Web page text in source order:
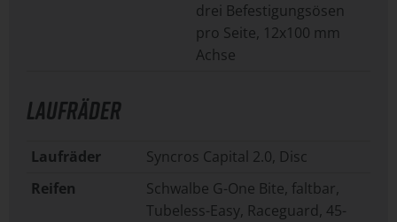
drei Befestigungsösen
pro Seite, 12x100 mm
Achse
LAUFRÄDER
Laufräder
Syncros Capital 2.0, Disc
Reifen
Schwalbe G-One Bite, faltbar,
Tubeless-Easy, Raceguard, 45-